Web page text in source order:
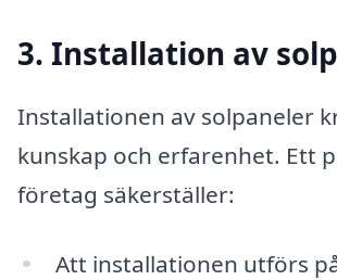
3. Installation av
Installationen av solpaneler
kunskap och erfarenhet. Ett
företag säkerställer:
Att installationen utförs